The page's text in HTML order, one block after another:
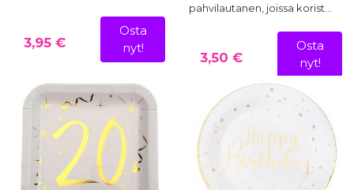
3,95 €
Osta
nyt!
pahvilautanen, joissa korist…
3,50 €
Osta
nyt!